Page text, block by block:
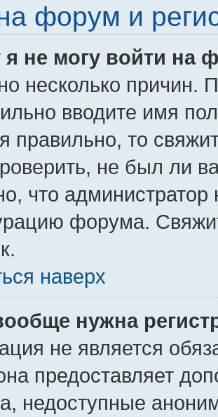
форум и
я не могу войти на
несколько причин.
вводите имя
правильно, то
не был ли
что администратор
форума.
наверх
нужна
не является
предоставляет
недоступные